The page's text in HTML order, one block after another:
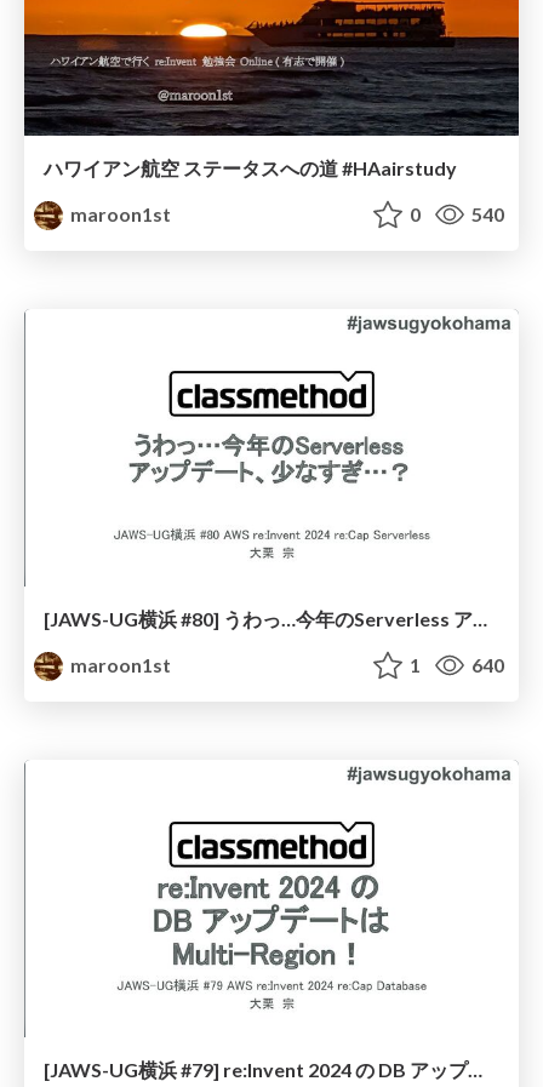
ハワイアン航空 ステータスへの道 #HAairstudy
maroon1st
0 540
[JAWS-UG横浜 #80] うわっ…今年のServerless アップデート、少なすぎ…？
maroon1st
1 640
[JAWS-UG横浜 #79] re:Invent 2024 の DB アップデートは Multi-Region！